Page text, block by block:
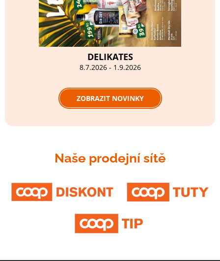
DELIKATES
8.7.2026 - 1.9.2026
ZOBRAZIT NOVINKY
Naše prodejní sítě